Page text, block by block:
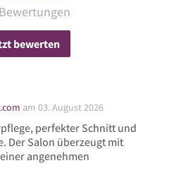
bewerten
am 03. August 2026
perfekter Schnitt und
Der Salon überzeugt mit
angenehmen